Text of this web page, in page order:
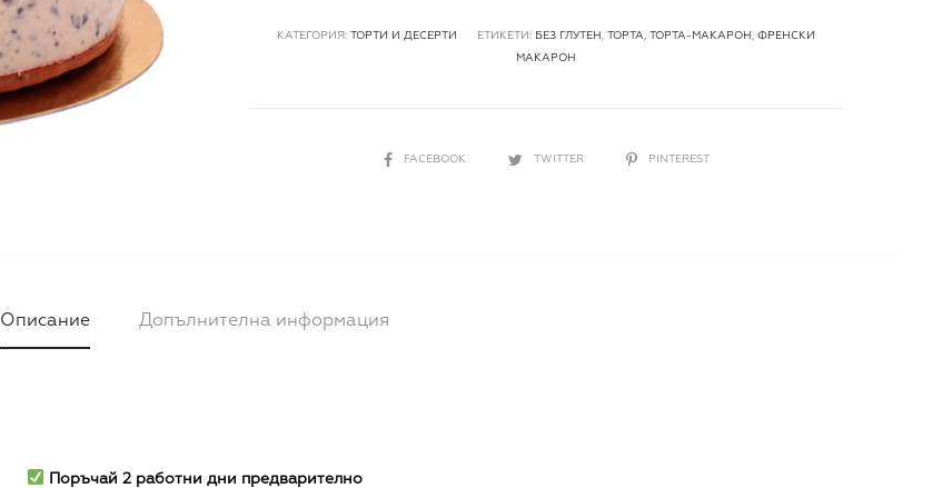
КАТЕГОРИЯ: ТОРТИ И ДЕСЕРТИ ЕТИКЕТИ: БЕЗ ГЛУТЕН , ТОРТА, ТОРТА-МАКАРОН , ФРЕНСКИ
МАКАРОН
СПОДЕЛИ
FACEBOOK TWITTER PINTEREST
Описание Допълнителна информация
Поръчай 2 работни дни предварително